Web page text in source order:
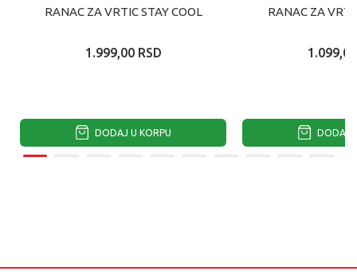
RANAC ZA VRTIC STAY COOL
1.999,00 RSD
DODAJ U KORPU
RANAC ZA
1.099,00
DODAJ